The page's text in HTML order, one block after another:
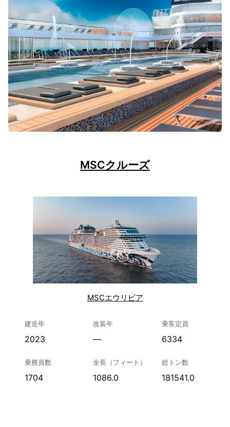
MSCクルーズ
MSCエウリビア
建造年
2023
改装年
—
乗客定員
6334
乗務員数
1704
全長（フィート）
1086.0
総トン数
181541.0